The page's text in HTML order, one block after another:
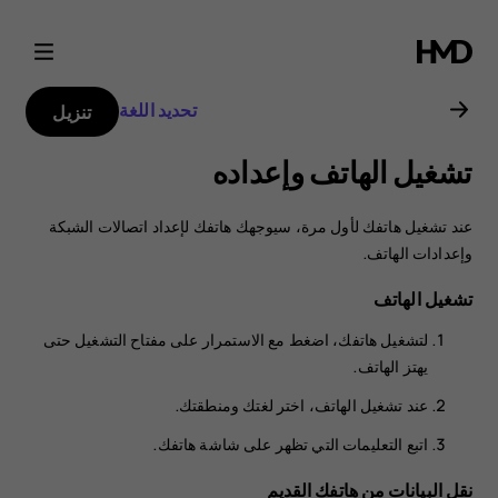
دليل
مستخدم
هاتف
Nokia
2.1
تحديد اللغة تنزيل
تشغيل الهاتف وإعداده
عند تشغيل هاتفك لأول مرة، سيوجهك هاتفك لإعداد اتصالات الشبكة
وإعدادات الهاتف.
تشغيل الهاتف
لتشغيل هاتفك، اضغط مع الاستمرار على مفتاح التشغيل حتى
يهتز الهاتف.
عند تشغيل الهاتف، اختر لغتك ومنطقتك.
اتبع التعليمات التي تظهر على شاشة هاتفك.
نقل البيانات من هاتفك القديم